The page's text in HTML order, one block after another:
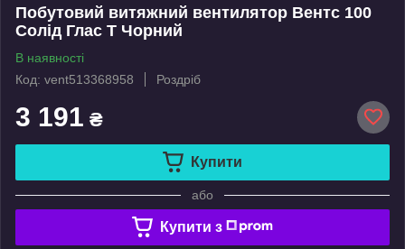
Побутовий витяжний вентилятор Вентс 100
Солід Глас Т Чорний
В наявності
Код: vent513368958
Роздріб
3 191 ₴
Купити
або
Купити з